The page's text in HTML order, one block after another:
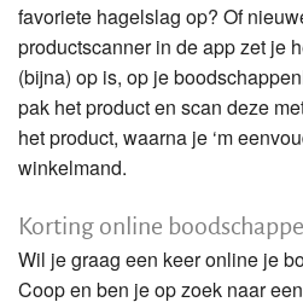
favoriete hagelslag op? Of
productscanner in de app zet je
(bijna) op is, op je
pak het product en scan deze
het product, waarna je ‘m
winkelmand.
Korting online
Wil je graag een keer online je
Coop en ben je op zoek naar